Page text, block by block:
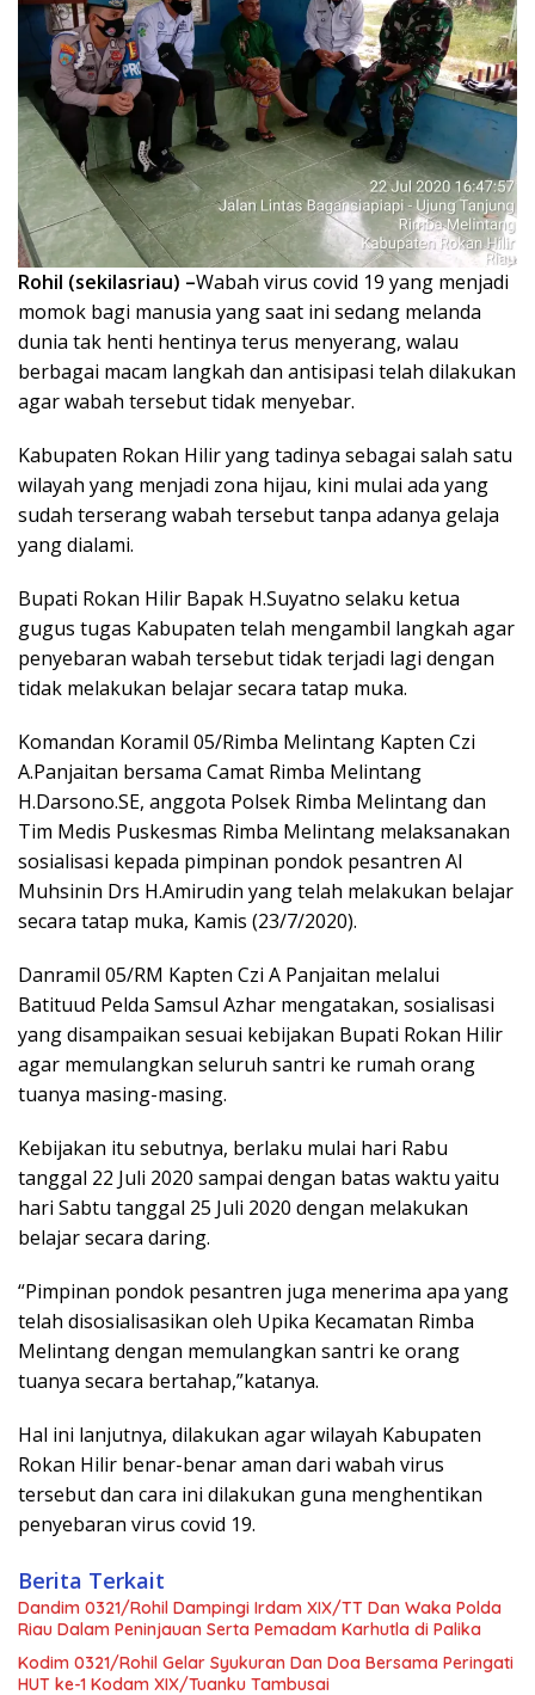
Rohil (sekilasriau) –Wabah virus covid 19 yang menjadi
momok bagi manusia yang saat ini sedang melanda
dunia tak henti hentinya terus menyerang, walau
berbagai macam langkah dan antisipasi telah dilakukan
agar wabah tersebut tidak menyebar.
Kabupaten Rokan Hilir yang tadinya sebagai salah satu
wilayah yang menjadi zona hijau, kini mulai ada yang
sudah terserang wabah tersebut tanpa adanya gelaja
yang dialami.
Bupati Rokan Hilir Bapak H.Suyatno selaku ketua
gugus tugas Kabupaten telah mengambil langkah agar
penyebaran wabah tersebut tidak terjadi lagi dengan
tidak melakukan belajar secara tatap muka.
Komandan Koramil 05/Rimba Melintang Kapten Czi
A.Panjaitan bersama Camat Rimba Melintang
H.Darsono.SE, anggota Polsek Rimba Melintang dan
Tim Medis Puskesmas Rimba Melintang melaksanakan
sosialisasi kepada pimpinan pondok pesantren Al
Muhsinin Drs H.Amirudin yang telah melakukan belajar
secara tatap muka, Kamis (23/7/2020).
Danramil 05/RM Kapten Czi A Panjaitan melalui
Batituud Pelda Samsul Azhar mengatakan, sosialisasi
yang disampaikan sesuai kebijakan Bupati Rokan Hilir
agar memulangkan seluruh santri ke rumah orang
tuanya masing-masing.
Kebijakan itu sebutnya, berlaku mulai hari Rabu
tanggal 22 Juli 2020 sampai dengan batas waktu yaitu
hari Sabtu tanggal 25 Juli 2020 dengan melakukan
belajar secara daring.
“Pimpinan pondok pesantren juga menerima apa yang
telah disosialisasikan oleh Upika Kecamatan Rimba
Melintang dengan memulangkan santri ke orang
tuanya secara bertahap,”katanya.
Hal ini lanjutnya, dilakukan agar wilayah Kabupaten
Rokan Hilir benar-benar aman dari wabah virus
tersebut dan cara ini dilakukan guna menghentikan
penyebaran virus covid 19.
Berita Terkait
Dandim 0321/Rohil Dampingi Irdam XIX/TT Dan Waka Polda
Riau Dalam Peninjauan Serta Pemadam Karhutla di Palika
Kodim 0321/Rohil Gelar Syukuran Dan Doa Bersama Peringati
HUT ke-1 Kodam XIX/Tuanku Tambusai